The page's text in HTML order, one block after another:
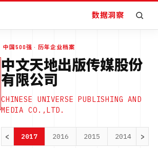
数据洞察
中国500强 · 历年企业档案
中文天地出版传媒股份
有限公司
CHINESE UNIVERSE PUBLISHING AND
MEDIA CO.,LTD.
< 2017 2016 2015 2014 >